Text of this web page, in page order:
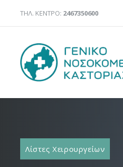
ΤΗΛ. ΚΕΝΤΡΟ: 2467350600
Λίστες Χειρουργείων